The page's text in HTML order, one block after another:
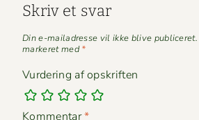
Skriv et svar
Din e-mailadresse vil ikke blive publiceret.
markeret med*
Vurdering af opskriften
Kommentar*